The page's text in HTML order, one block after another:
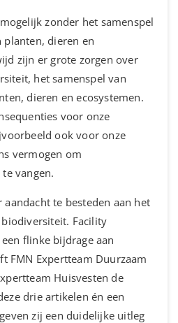
zonder het samenspel
dieren en
zijn er grote zorgen over
het samenspel van
dieren en ecosystemen.
voor onze
ook voor onze
vermogen om
vangen.
te besteden aan het
Facility
flinke bijdrage aan
FMN Expertteam Duurzaam
Huisvesten de
drie artikelen én een
zij een duidelijke uitleg